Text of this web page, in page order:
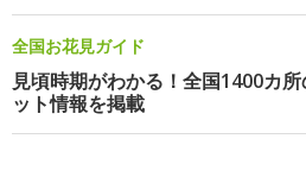
全国お花見ガイド
見頃時期がわかる！全国1400カ
ット情報を掲載